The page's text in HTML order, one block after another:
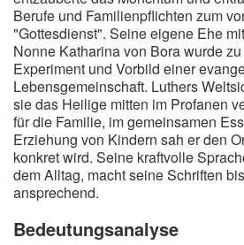
Berufe und Familienpflichten zum
"Gottesdienst". Seine eigene Ehe
Nonne Katharina von Bora wurde
Experiment und Vorbild einer
Lebensgemeinschaft. Luthers
sie das Heilige mitten im Profanen
für die Familie, im gemeinsamen
Erziehung von Kindern sah er den
konkret wird. Seine kraftvolle
dem Alltag, macht seine Schriften
ansprechend.
Bedeutungsanalyse